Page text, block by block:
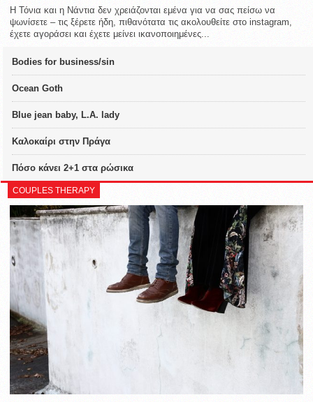
Η Τόνια και η Νάντια δεν χρειάζονται εμένα για να σας πείσω να
ψωνίσετε – τις ξέρετε ήδη, πιθανότατα τις ακολουθείτε στο instagram,
έχετε αγοράσει και έχετε μείνει ικανοποιημένες...
Bodies for business/sin
Ocean Goth
Blue jean baby, L.A. lady
Καλοκαίρι στην Πράγα
Πόσο κάνει 2+1 στα ρώσικα
COUPLES THERAPY